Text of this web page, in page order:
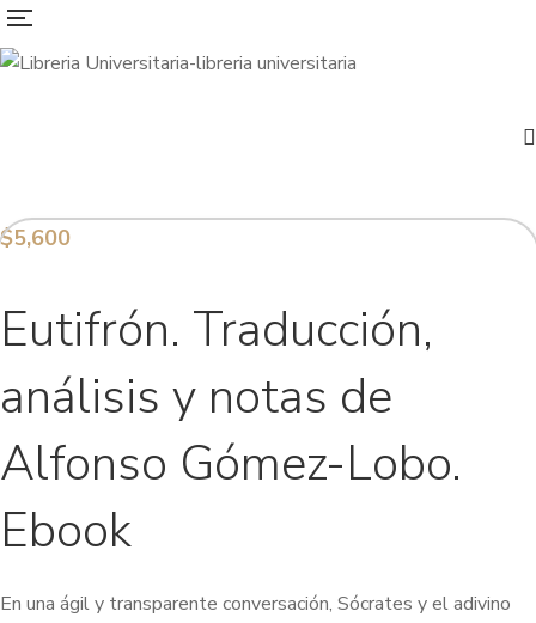
$5,600
Eutifrón. Traducción,
análisis y notas de
Alfonso Gómez-Lobo.
Ebook
En una ágil y transparente conversación, Sócrates y el adivino